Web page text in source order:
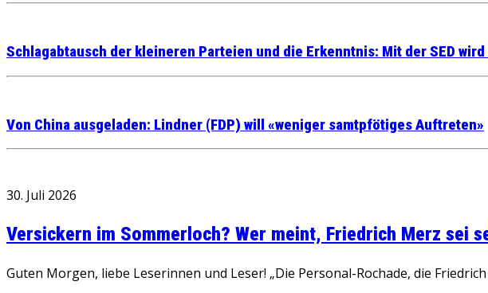
Schlagabtausch der kleineren Parteien und die Erkenntnis: Mit der SED
Von China ausgeladen: Lindner (FDP) will «weniger samtpfötiges Auftreten»
30. Juli 2026
Versickern im Sommerloch? Wer meint, Friedrich Merz sei
Guten Morgen, liebe Leserinnen und Leser! „Die Personal-Rochade, die